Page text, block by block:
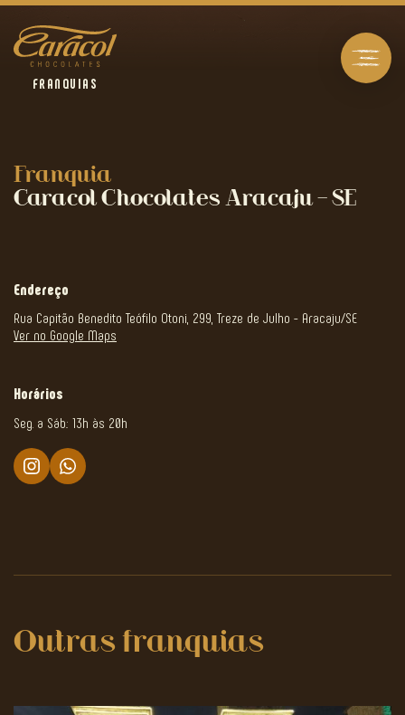
FRANQUIAS
Franquia
Caracol Chocolates Aracaju – SE
Endereço
Rua Capitão Benedito Teófilo Otoni, 299, Treze de Julho - Aracaju/SE
Ver no Google Maps
Horários
Seg. a Sáb.: 13h às 20h
Outras franquias